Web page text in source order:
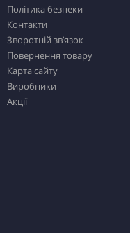
Політика безпеки
Контакти
Зворотній зв’язок
Повернення товару
Карта сайту
Виробники
Акції